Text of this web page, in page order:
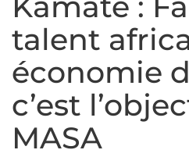
talent
économie
c’est
MASA